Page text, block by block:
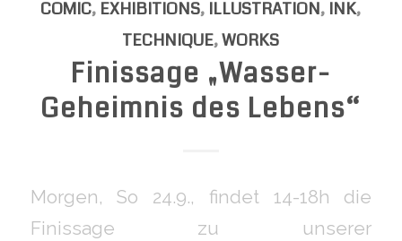
COMIC, EXHIBITIONS, ILLUSTRATION, INK,
TECHNIQUE,WORKS
Finissage „Wasser-
Geheimnis des Lebens“
Morgen, So 24.9., findet 14-18h die
Finissage zu unserer